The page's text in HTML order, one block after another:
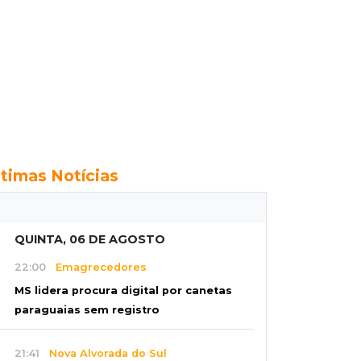
Notícias
QUINTA, 06 DE AGOSTO
22:00 Emagrecedores
MS lidera procura digital por canetas
paraguaias sem registro
21:41 Nova Alvorada do Sul